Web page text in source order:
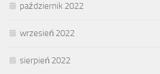
październik 2022
wrzesień 2022
sierpień 2022